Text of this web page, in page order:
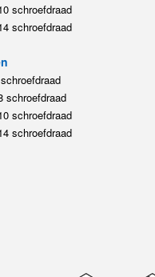
schroefdraad
schroefdraad
schroefdraad
schroefdraad
schroefdraad